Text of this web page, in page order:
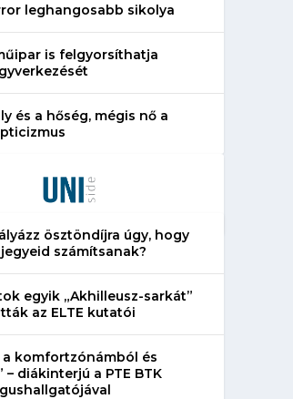
leghangosabb sikolya
is felgyorsíthatja
és a hőség, mégis nő a
ösztöndíjra úgy, hogy
számítsanak?
egyik „Akhilleusz-sarkát”
az ELTE kutatói
a komfortzónámból és
– diákinterjú a PTE BTK